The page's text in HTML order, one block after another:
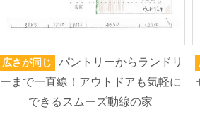
広さが同じ
パントリーからランドリ
ーまで一直線！アウトドアも気軽に
できるスムーズ動線の家